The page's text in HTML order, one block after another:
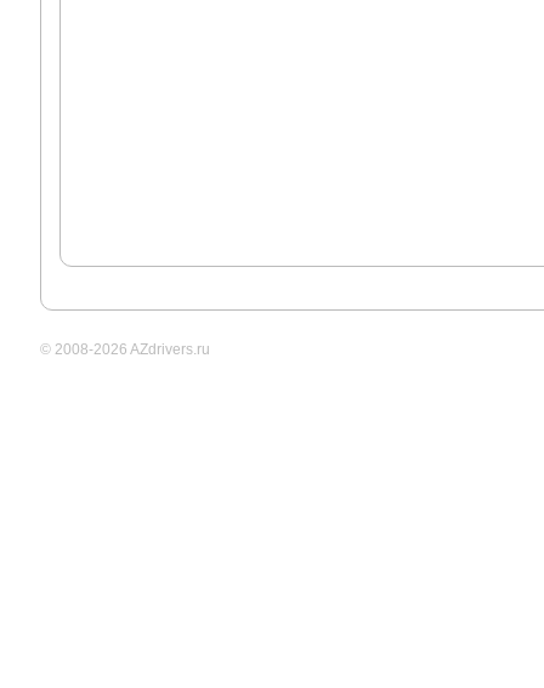
© 2008-2026 AZdrivers.ru